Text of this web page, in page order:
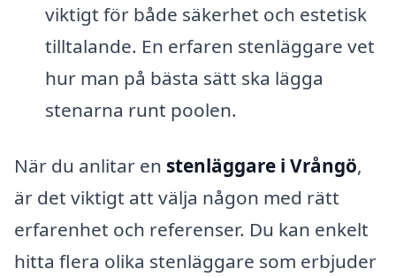
viktigt för både säkerhet och estetisk
tilltalande. En erfaren stenläggare vet
hur man på bästa sätt ska lägga
stenarna runt poolen.
När du anlitar en stenläggare i Vrångö,
är det viktigt att välja någon med rätt
erfarenhet och referenser. Du kan enkelt
hitta flera olika stenläggare som erbjuder